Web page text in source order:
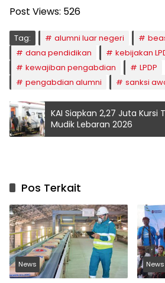
Post Views: 526
Tag: alumni luar negeri
dana pendidikan
kebijakan
kewajiban pengabdian
LPDP
pengabdian alumni
sanksi
KAI Siapkan 2,27 Juta Kursi
Mudik Lebaran 2026
Pos Terkait
News News